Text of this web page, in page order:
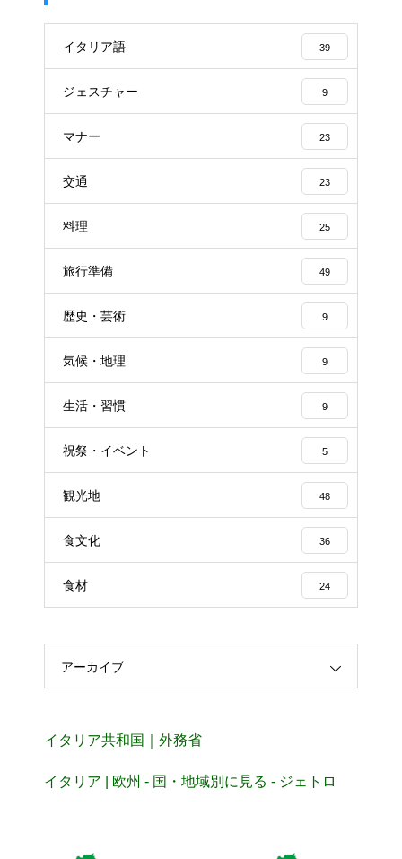
イタリア語 39
ジェスチャー 9
マナー 23
交通 23
料理 25
旅行準備 49
歴史・芸術 9
気候・地理 9
生活・習慣 9
祝祭・イベント 5
観光地 48
食文化 36
食材 24
アーカイブ
イタリア共和国｜外務省
イタリア | 欧州 - 国・地域別に見る - ジェトロ